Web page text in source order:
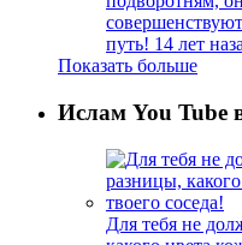
путь! 14 лет
Показать больше
Ислам You Tube
Для тебя не